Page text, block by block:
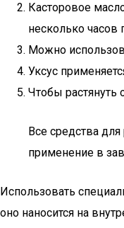
Касторовое
несколько
Можно
Уксус
Чтобы растянуть
Все средства
применение в
Использовать
оно наносится на